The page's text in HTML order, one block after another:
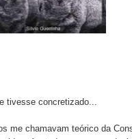
tivesse concretizado...
me chamavam teórico da